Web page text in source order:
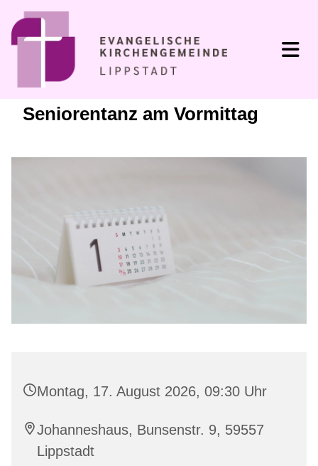
Seniorentanz am Vormittag
Montag, 17. August 2026, 09:30 Uhr
Johanneshaus, Bunsenstr. 9, 59557
Lippstadt